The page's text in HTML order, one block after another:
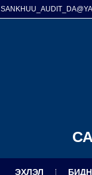
ЭХЛЭЛ